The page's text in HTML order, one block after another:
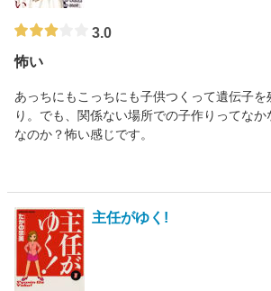
3.0
怖い
あっちにもこっちにも子供つくって遺伝子を
り。でも、関係ない場所での子作りってな
なのか？怖い感じです。
主任がゆく!